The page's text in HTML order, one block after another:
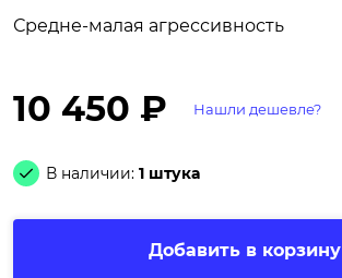
Средне-малая агрессивность
10 450 ₽ Нашли дешевле?
В наличии: 1 штука
Добавить в корзину